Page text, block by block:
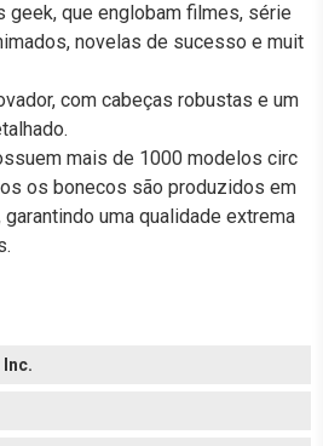
geek, que englobam filmes, série
novelas de sucesso e muit
com cabeças robustas e um
mais de 1000 modelos circ
os bonecos são produzidos em
uma qualidade extrema
Inc.